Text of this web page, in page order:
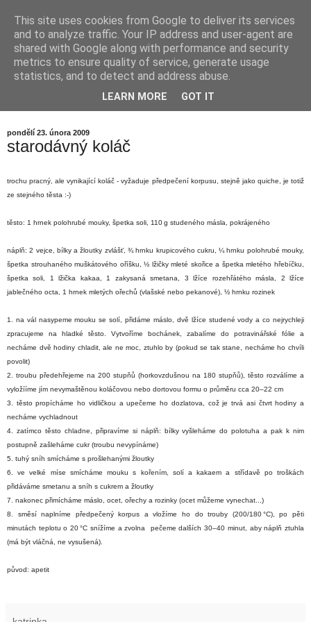
babička by nevěřila...
kdysi dávno jsem říkala své babičce, že JÁ rozhodně nikdy
vařit nebudu, že nemám v úmyslu trávit SVŮJ čas v
kuchyni... babička se smála... a já dnes vím proč...
pondělí 23. února 2009
starodávný koláč
trochu pracný, ale vynikající koláč - vyžaduje předpečení korpusu, stejně jako quiche, je totiž
ze stejného těsta :-)
těsto: 1 hrnek polohrubé mouky, špetka soli, 110 g studeného másla, pokrájeného
náplň: 2 vejce, bílky a žloutky zvlášť, ¾ hrnku krupicového cukru, ¼ hrnku polohrubé mouky,
špetka strouhaného muškátového oříšku, ½ lžičky mleté skořice a špetka mletého hřebíčku,
špetka soli, 1 lžička kakaa, 1 zakysaná smetana, 3 lžíce rozehřátého másla, 2 lžíce
jablečného octa, 1 hrnek mletých ořechů (vlašské nebo pekanové), ½ hrnku rozinek
1. na vál nasypeme mouku se solí, přidáme máslo, dvě lžíce studené vody a co nejrychleji
zpracujeme na hladké těsto. Vytvoříme bochánek, zabalíme do potravinářské fólie a
necháme dvě hodiny chladit, ale ne moc, ztuhlo by (pokud se tak stane, necháme ho chvíli
povolit)
2. troubu předehřejeme na 200 stupňů (horkovzdušnou na 180 stupňů), těsto rozválíme a
vyložííme jím nevymaštěnou koláčovou nebo dortovou formu o průměru cca 20–22 cm
3. těsto propícháme ho vidličkou a upečeme ho dozlatova, což je trvá asi čtvrt hodiny a
necháme vychladnout
4. zatímco těsto chladne, připravíme si náplň: bílky vyšleháme do polotuha a pak k nim
postupně zašleháme cukr (troubu nevypínáme)
5. tuhý sníh smícháme s prošlehanými žloutky
6. ve velké míse smícháme mouku s kořením, solí a kakaem a střídavě po troškách
přidáváme smetanu a sníh s cukrem a žloutky
7. nakonec přimícháme máslo, ocet, ořechy a rozinky (ocet můžeme vynechat...)
8.
směsí naplníme předpečený korpus a vložíme ho do trouby (200/180 °C), po pěti
minutách teplotu o 20 °C snížíme a zvolna pečeme dalších 30–40 minut, aby náplň ztuhla
(má být vláčná, ne vysušená).
původ: apetit
This site uses cookies from Google to deliver its services
and to analyze traffic. Your IP address and user-agent are
shared with Google along with performance and security
metrics to ensure quality of service, generate usage
statistics, and to detect and address abuse.
LEARN MORE GOT IT